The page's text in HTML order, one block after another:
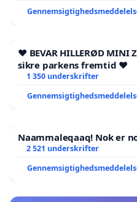
❤️ BEVAR HILLERØD MINI
sikre parkens fremtid ❤️
1 350 underskrifter
Naammaleqaaq! Nok er
2 521 underskrifter